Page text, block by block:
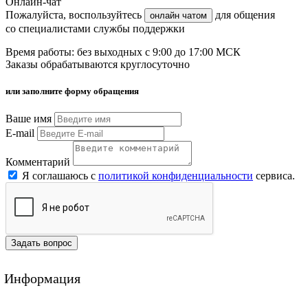
Пожалуйста, воспользуйтесь
онлайн чатом
для общения
со специалистами службы поддержки
Время работы: без выходных с 9:00 до 17:00 МСК
Заказы обрабатываются круглосуточно
или заполните форму обращения
Ваше имя
E-mail
Комментарий
Я соглашаюсь с политикой конфиденциальности сервиса.
Задать вопрос
Информация